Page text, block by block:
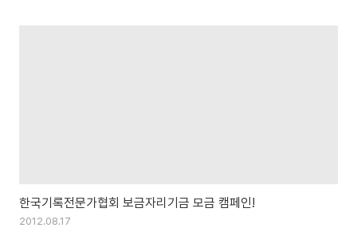
한국기록전문가협회 보금자리기금 모금 캠페인!
2012.08.17